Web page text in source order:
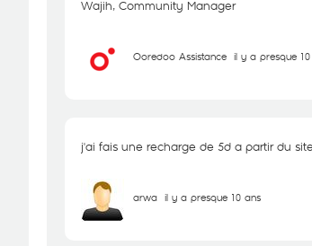
Wajih, Community Manager
Ooredoo Assistance il y a presque
j'ai fais une recharge de 5d a partir du
arwa il y a presque 10 ans